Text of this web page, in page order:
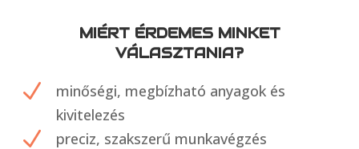
MIÉRT ÉRDEMES MINKET
VÁLASZTANIA?
N
minőségi, megbízható anyagok és
kivitelezés
N preciz, szakszerű munkavégzés